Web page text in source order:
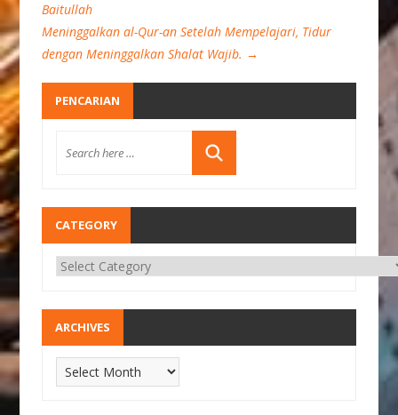
Baitullah
Meninggalkan al-Qur-an Setelah Mempelajari, Tidur
dengan Meninggalkan Shalat Wajib. →
PENCARIAN
CATEGORY
ARCHIVES